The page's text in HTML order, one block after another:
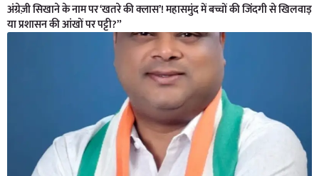
अंग्रेज़ी सिखाने के नाम पर ‘खतरे की क्लास’! महासमुंद में बच्चों की जिंदगी से खिलवाड़
या प्रशासन की आंखों पर पट्टी?”